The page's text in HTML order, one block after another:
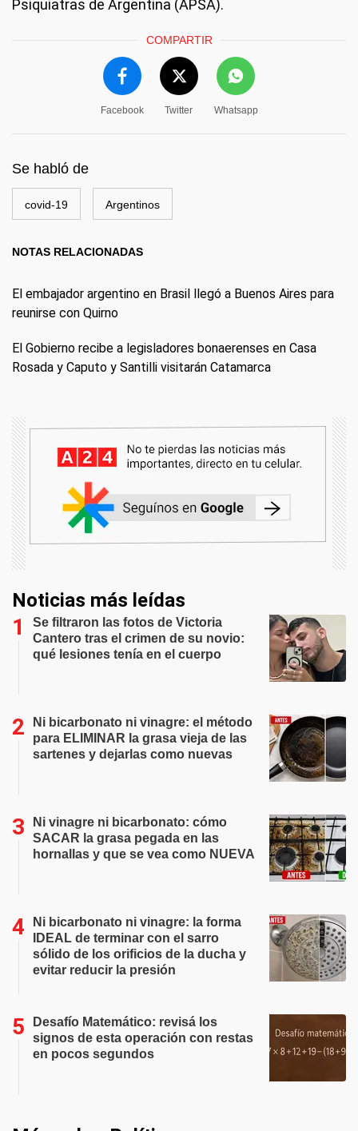
Psiquiatras de Argentina (APSA).
COMPARTIR
Facebook Twitter Whatsapp
Se habló de
covid-19 Argentinos
NOTAS RELACIONADAS
El embajador argentino en Brasil llegó a Buenos Aires para
reunirse con Quirno
El Gobierno recibe a legisladores bonaerenses en Casa
Rosada y Caputo y Santilli visitarán Catamarca
Noticias más leídas
Se filtraron las fotos de Victoria
Cantero tras el crimen de su novio:
qué lesiones tenía en el cuerpo
Ni bicarbonato ni vinagre: el método
para ELIMINAR la grasa vieja de las
sartenes y dejarlas como nuevas
Ni vinagre ni bicarbonato: cómo
SACAR la grasa pegada en las
hornallas y que se vea como NUEVA
Ni bicarbonato ni vinagre: la forma
IDEAL de terminar con el sarro
sólido de los orificios de la ducha y
evitar reducir la presión
Desafío Matemático: revisá los
signos de esta operación con restas
en pocos segundos